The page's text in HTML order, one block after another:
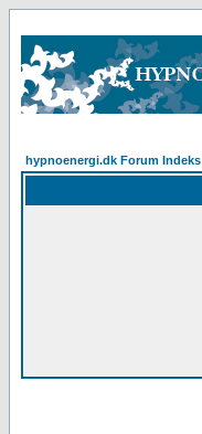
hypnoenergi.dk Forum Indeks